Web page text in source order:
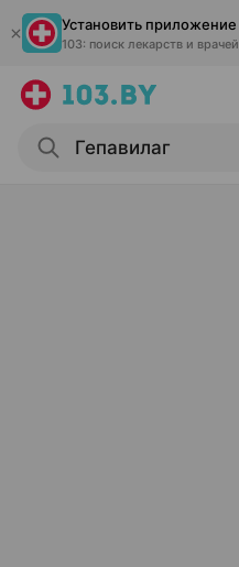
Установить приложение
103: поиск лекарств и врачей